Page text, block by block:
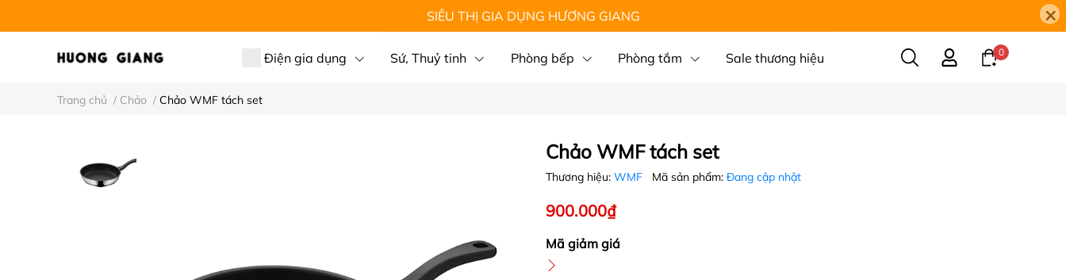
SIÊU THỊ GIA DỤNG HƯƠNG GIANG ×
Điện gia dụng Sứ, Thuỷ tinh Phòng bếp Phòng tắm Sale thương hiệu 0
Trang chủ / Chảo / Chảo WMF tách set
Chảo WMF tách set
Thương hiệu: WMF Mã sản phẩm: Đang cập nhật
900.000₫
Mã giảm giá